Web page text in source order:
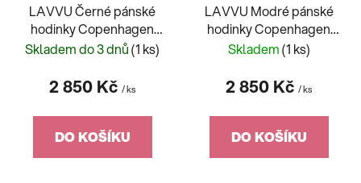
LAVVU Černé pánské
hodinky Copenhagen
Titanium Black Safir
Skladem do 3 dnů(1 ks)
2 850 Kč / ks
DO KOŠÍKU
LAVVU Modré pánské
hodinky Copenhagen
Titanium Blue Safir
Skladem(1 ks)
2 850 Kč / ks
DO KOŠÍKU